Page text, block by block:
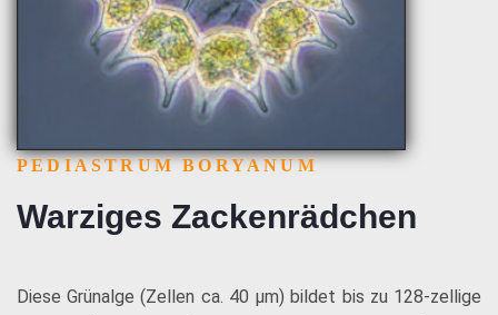
PEDIASTRUM BORYANUM
Warziges Zackenrädchen
Diese Grünalge (Zellen ca. 40 µm) bildet bis zu 128-zellige